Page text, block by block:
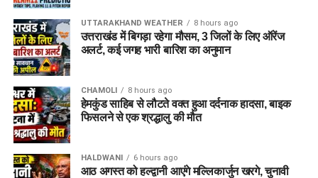
UTTARAKHAND WEATHER 8 hours ago
उत्तराखंड में बिगड़ा रहेगा मौसम, 3 जिलों के लिए ऑरेंज
अलर्ट, कई जगह भारी बारिश का अनुमान
CHAMOLI 8 hours ago
हेमकुंड साहिब से लौटते वक्त हुआ दर्दनाक हादसा, बाइक
फिसलने से एक श्रद्धालु की मौत
HALDWANI 6 hours ago
आठ अगस्त को हल्द्वानी आएंगे मल्लिकार्जुन खरगे, चुनावी